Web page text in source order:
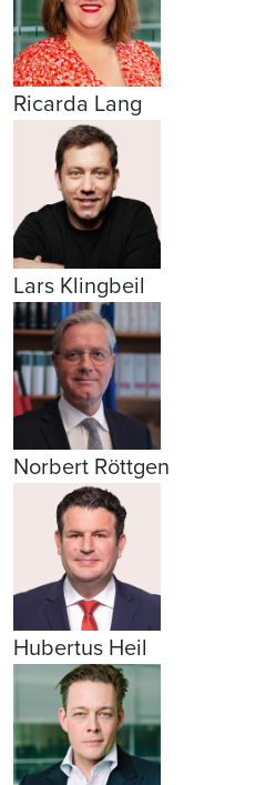
Ricarda Lang
Lars Klingbeil
Norbert Röttgen
Hubertus Heil